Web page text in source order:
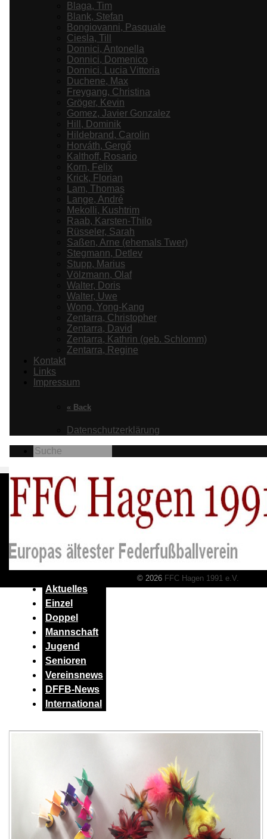
Blaga, Tim
Blank, Stefan
Bongiovanni, Pasquale
Ciesla, Till
Donnici, Antonella
Donnici, Domenico
Donnici, Lucia Vittoria
Duchene, Max
Freygang, Christina
Gröger, Kevin
Gomez, Javier Gonzalez
Hill, Dominik
Hildebrand, Carolin
Horváth, Gergő
Kalthoff, Rosario
Korn, Felix
Krick, Florian
Lam, Thomas
Lange, André
Mekolli, Kushtrim
Raab, Karsten-Thilo
Rüsseler, Sarah
Saßen, Arne (ehemals Twer)
Stegmann, Detlev
Stupp, Marius
Völzmann, Olaf
Walter, Doris
Walter, Uwe
Wong, Yong-Kang
Zentarra, Christopher
Zentarra, David
Zentarra, Kathrin (geb. Schlomm)
Zentarra, Regine
Kontakt
Links
Impressum
« Back
Datenschutzerklärung
Aktuelles
Einzel
Doppel
Mannschaft
Jugend
Senioren
Vereinsnews
DFFB-News
International
© 2026FFC Hagen 1991 e.V.